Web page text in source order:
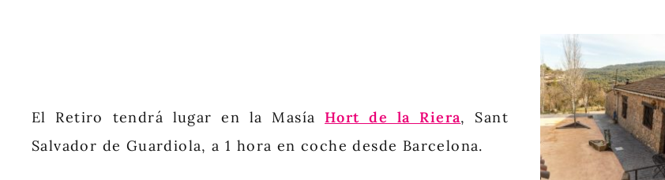
El Retiro tendrá lugar en la Masía Hort de la Riera, Sant
Salvador de Guardiola, a 1 hora en coche desde Barcelona.